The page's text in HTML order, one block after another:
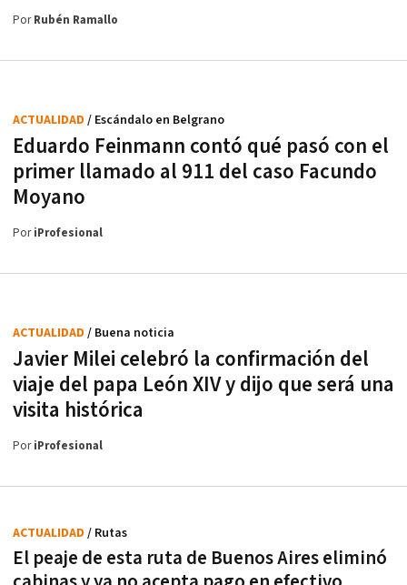
PorRubén Ramallo
Eduardo Feinmann contó qué pasó con el
primer llamado al 911 del caso Facundo
Moyano
ACTUALIDAD / Escándalo en Belgrano
PoriProfesional
Javier Milei celebró la confirmación del
viaje del papa León XIV y dijo que será una
visita histórica
ACTUALIDAD / Buena noticia
PoriProfesional
El peaje de esta ruta de Buenos Aires eliminó
ACTUALIDAD / Rutas